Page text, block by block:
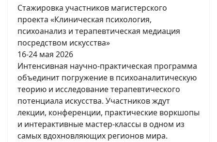
Стажировка участников магистерского
проекта «Клиническая психология,
психоанализ и терапевтическая медиация
посредством искусства»
16-24 мая 2026
Интенсивная научно-практическая программа
объединит погружение в психоаналитическую
теорию и исследование терапевтического
потенциала искусства. Участников ждут
лекции, конференции, практические воркшопы
и интерактивные мастер-классы в одном из
самых вдохновляющих регионов мира.